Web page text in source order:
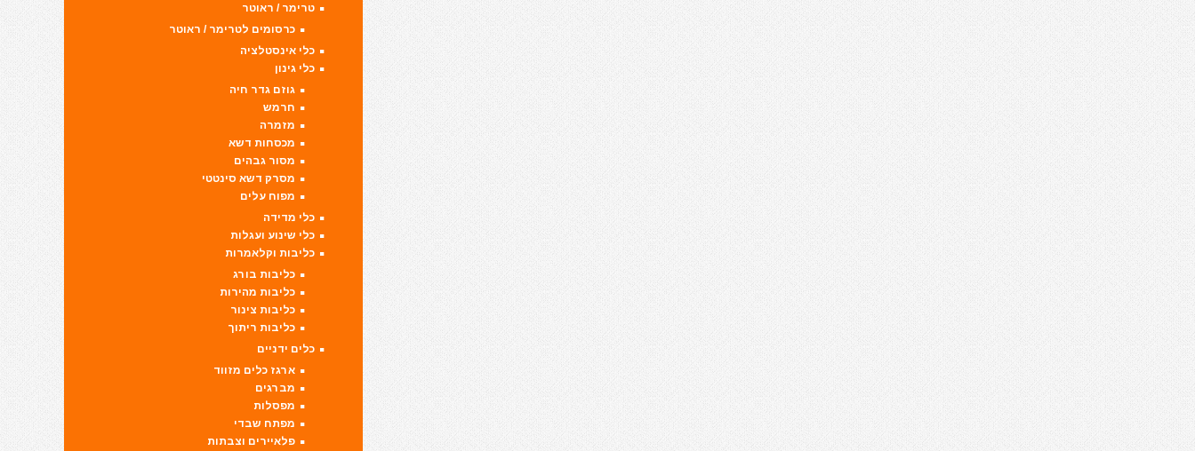
טרימר / ראוטר
כרסומים לטרימר / ראוטר
כלי אינסטלציה
כלי גינון
גוזם גדר חיה
חרמש
מזמרה
מכסחות דשא
מסור גבהים
מסרק דשא סינטטי
מפוח עלים
כלי מדידה
כלי שינוע ועגלות
כליבות וקלאמרות
כליבות בורג
כליבות מהירות
כליבות צינור
כליבות ריתוך
כלים ידניים
ארגז כלים מזווד
מברגים
מפסלות
מפתח שבדי
פלאיירים וצבתות